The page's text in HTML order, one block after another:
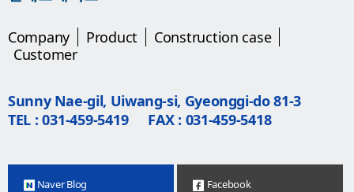
Company Product
Construction case
Customer
Sunny Nae-gil, Uiwang-si, Gyeonggi-do 81-3
TEL : 031-459-5419
FAX : 031-459-5418
Naver Blog Facebook